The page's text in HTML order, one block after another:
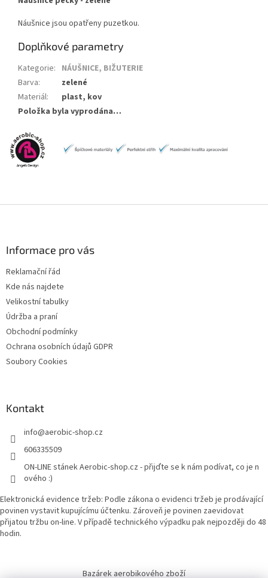
Náušnice jsou opatřeny puzetkou.
Doplňkové parametry
Kategorie: NÁUŠNICE, BIŽUTERIE
Barva:
zelené
Materiál:
plast, kov
Položka byla vyprodána…
Informace pro vás
Reklamační řád
Kde nás najdete
Velikostní tabulky
Údržba a praní
Obchodní podmínky
Ochrana osobních údajů GDPR
Soubory Cookies
Kontakt
info@aerobic-shop.cz
606335509
ON-LINE stánek Aerobic-shop.cz - přijďte se k nám podívat, co je n
ového :)
Elektronická evidence tržeb: Podle zákona o evidenci tržeb je prodávající
povinen vystavit kupujícímu účtenku. Zároveň je povinen zaevidovat
přijatou tržbu on-line. V případě technického výpadku pak nejpozději do 48
hodin.
Bazárek aerobikového zboží